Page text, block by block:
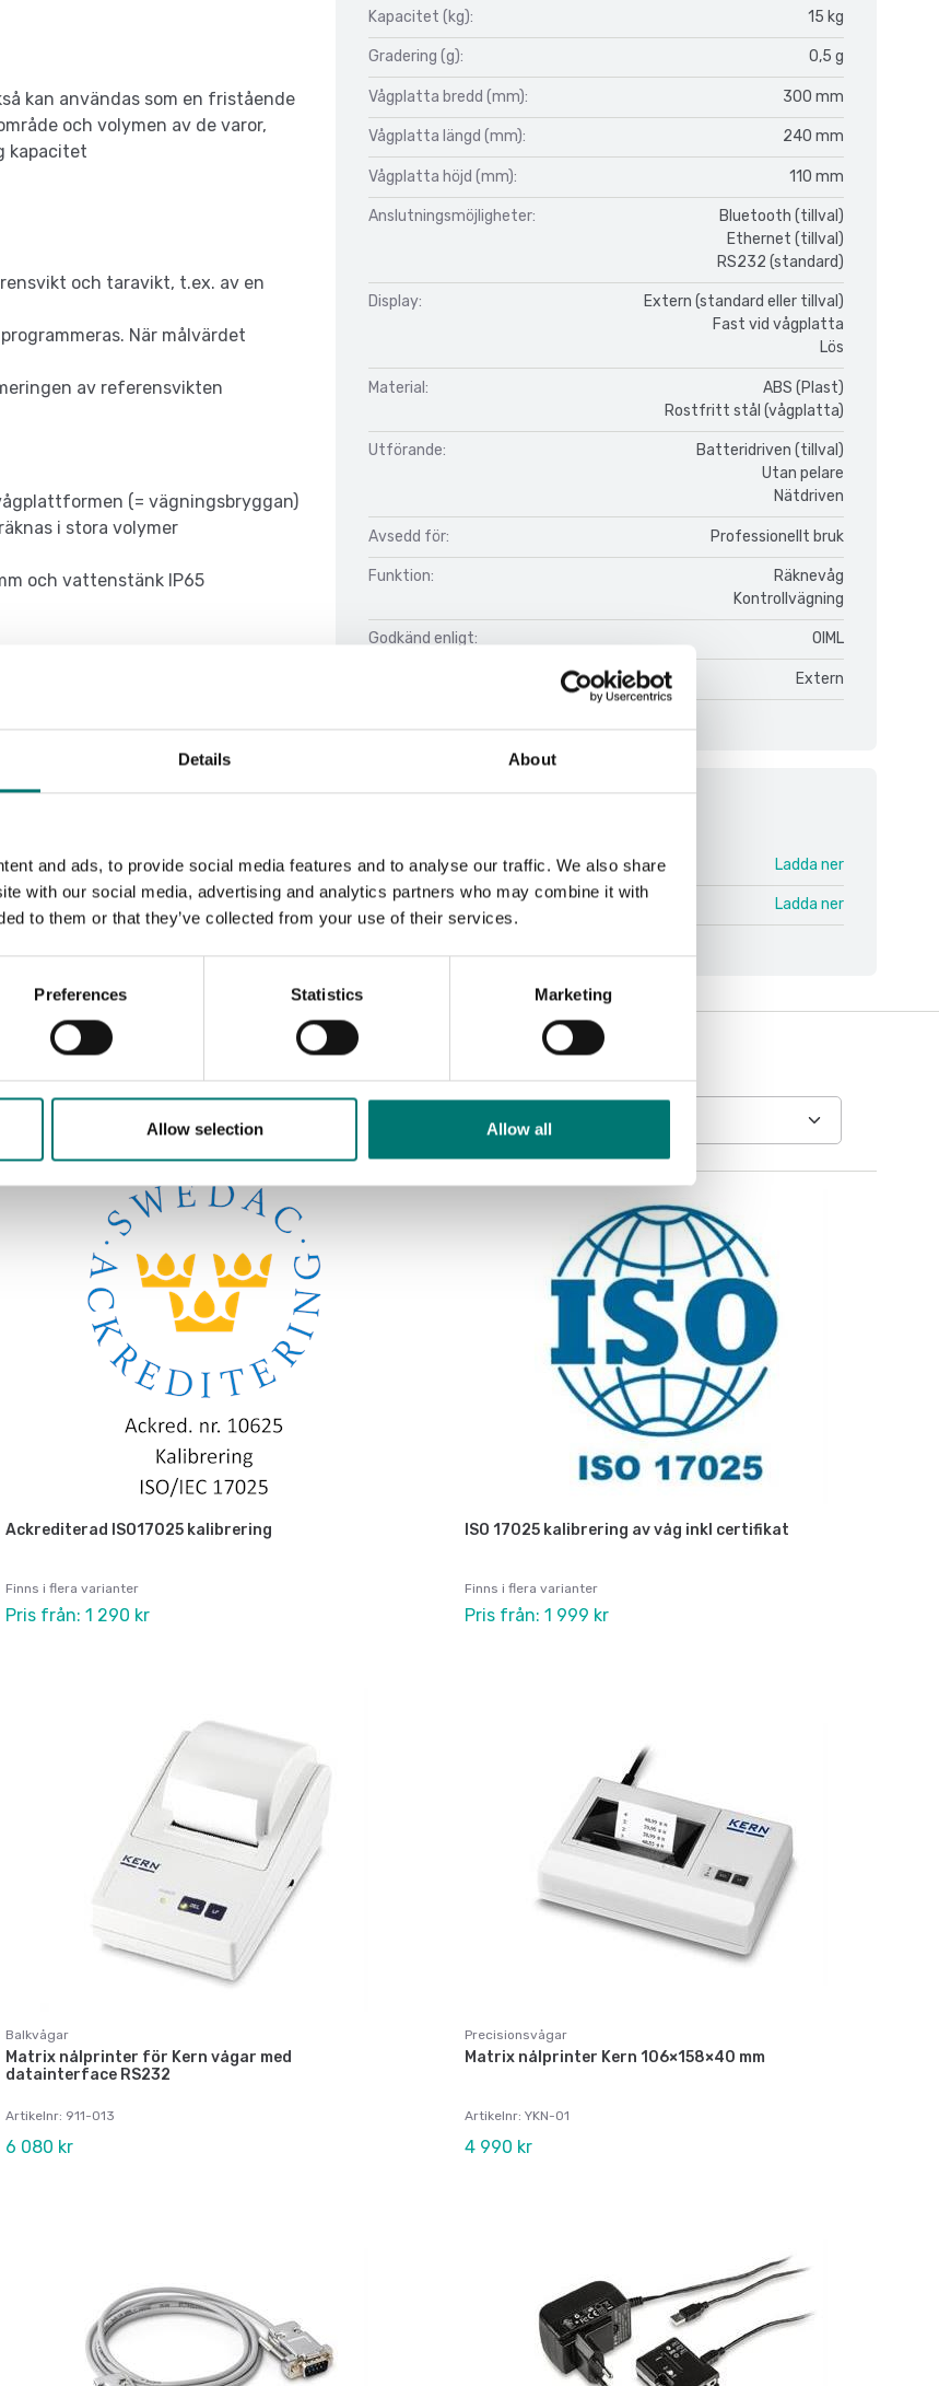
Details About
and ads, to provide social media features and to analyse our traffic. We also share
with our social media, advertising and analytics partners who may combine it with
to them or that they’ve collected from your use of their services.
Preferences Statistics Marketing
Allow selection Allow all
kan användas som en fristående
och volymen av de varor,
kapacitet
och taravikt, t.ex. av en
När målvärdet
av referensvikten
(= vägningsbryggan)
i stora volymer
och vattenstänk IP65
Kapacitet (kg): 15 kg
Gradering (g): 0,5 g
Vågplatta bredd (mm): 300 mm
Vågplatta längd (mm): 240 mm
Vågplatta höjd (mm): 110 mm
Anslutningsmöjligheter:
Bluetooth (tillval)
Ethernet (tillval)
RS232 (standard)
Display:
Extern (standard eller tillval)
Fast vid vågplatta
Lös
Material:
ABS (Plast)
Rostfritt stål (vågplatta)
Utförande:
Batteridriven (tillval)
Utan pelare
Nätdriven
Avsedd för: Professionellt bruk
Funktion:
Räknevåg
Kontrollvägning
Godkänd enligt: OIML
Extern
Datasheet CCS V2.pdf Ladda ner
Manual CFS CCS V2 ENG.pdf Ladda ner
Sortera efter:
Ackrediterad ISO17025 kalibrering
Finns i flera varianter
Pris från: 1 290 kr
ISO 17025 kalibrering av våg inkl certifikat
Finns i flera varianter
Pris från: 1 999 kr
Balkvågar
Matrix nålprinter för Kern vågar med
datainterface RS232
Artikelnr: 911-013
6 080 kr
Precisionsvågar
Matrix nålprinter Kern 106×158×40 mm
Artikelnr: YKN-01
4 990 kr